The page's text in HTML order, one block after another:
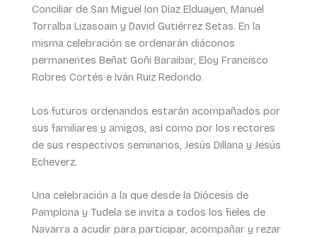
Conciliar de San Miguel Ion Díaz Elduayen, Manuel
Torralba Lizasoain y David Gutiérrez Setas. En la
misma celebración se ordenarán diáconos
permanentes Beñat Goñi Baraibar, Eloy Francisco
Robres Cortés e Iván Ruiz Redondo.
Los futuros ordenandos estarán acompañados por
sus familiares y amigos, así como por los rectores
de sus respectivos seminarios, Jesús Dillana y Jesús
Echeverz.
Una celebración a la que desde la Diócesis de
Pamplona y Tudela se invita a todos los fieles de
Navarra a acudir para participar, acompañar y rezar